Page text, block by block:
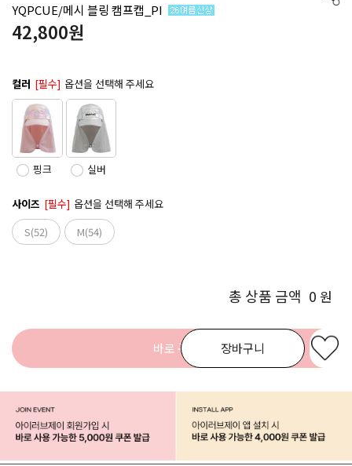
YQPCUE/메시 블링 캠프캡_PI
42,800원
컬러 [필수] 옵션을 선택해 주세요
핑크 실버
사이즈 [필수] 옵션을 선택해 주세요
S(52)
M(54)
총 상품 금액 0 원
장바구니
바로 구매